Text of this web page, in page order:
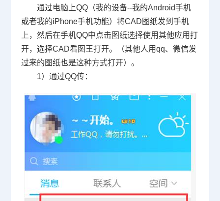
通过电脑上QQ（我的设备--我的Android手机
或者我的iPhone手机功能）将CAD 图纸发到手机
上，然后在手机QQ中点击图纸选择使用其他应用打
开，选择CAD看图王打开。（其他人用qq、微信发
过来的图纸也是这种方式打开）。
1）通过QQ传：